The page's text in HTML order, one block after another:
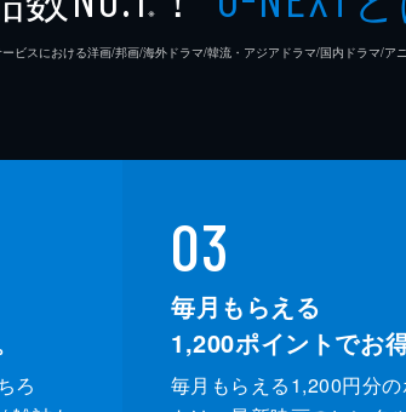
※
スにおける洋画/邦画/海外ドラマ/韓流・アジアドラマ/国内ドラマ/ア
ろ
03
毎月もらえる
1,200ポイントでお得
毎月もらえる1,200円分